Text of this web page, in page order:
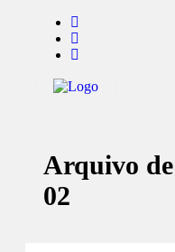
Notícias
Arquivo
02